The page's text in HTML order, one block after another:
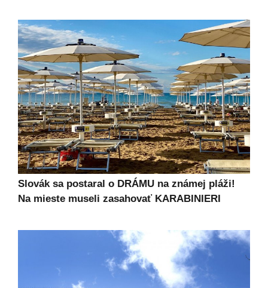
Slovák sa postaral o DRÁMU na známej pláži!
Na mieste museli zasahovať KARABINIERI